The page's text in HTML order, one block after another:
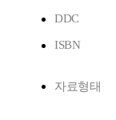
DDC
ISBN
자료형태